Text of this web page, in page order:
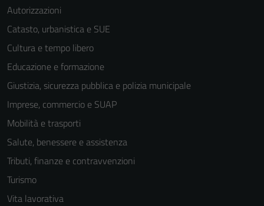
Autorizzazioni
Catasto, urbanistica e SUE
Cultura e tempo libero
Educazione e formazione
Giustizia, sicurezza pubblica e polizia municipale
Imprese, commercio e SUAP
Mobilità e trasporti
Salute, benessere e assistenza
Tributi, finanze e contravvenzioni
Turismo
Vita lavorativa